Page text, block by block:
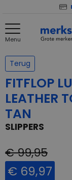
Menu
Terug
FITFLOP
LEATHER
TAN
SLIPPERS
€ 99,95
€ 69,97